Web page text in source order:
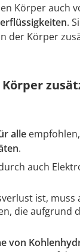
Körper auch
.
der Körper
Körper
alle
.
auch
ist, muss
die aufgrund
von